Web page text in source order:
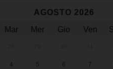
AGOSTO 2026
Mar Mer Gio Ven
4 5 6 7